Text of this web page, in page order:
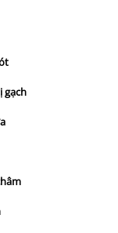
gạch